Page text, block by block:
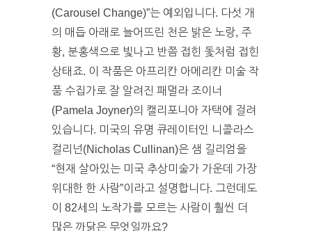
(Carousel Change)”는 예외입니다. 다섯 개
의 매듭 아래로 늘어뜨린 천은 밝은 노랑, 주
황, 분홍색으로 빛나고 반쯤 접힌 돛처럼 접힌
상태죠. 이 작품은 아프리칸 아메리칸 미술 작
품 수집가로 잘 알려진 패멀라 조이너
(Pamela Joyner)의 캘리포니아 자택에 걸려
있습니다. 미국의 유명 큐레이터인 니콜라스
컬리넌(Nicholas Cullinan)은 샘 길리엄을
“현재 살아있는 미국 추상미술가 가운데 가장
위대한 한 사람”이라고 설명합니다. 그런데도
이 82세의 노작가를 모르는 사람이 훨씬 더
많은 까닭은 무엇일까요?